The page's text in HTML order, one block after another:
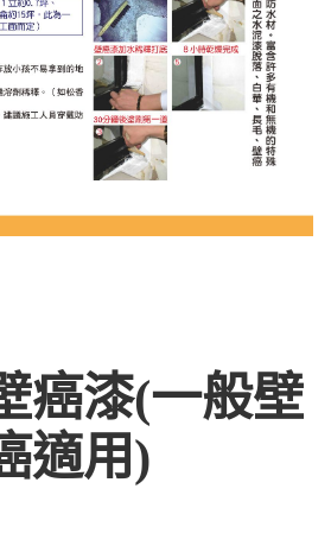
癌漆(一般壁
適用)